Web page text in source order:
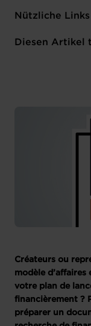
Dienstag 14 Jan
Online Workshop
Nützliche Links
Anmelden
Diesen Artikel
Créateurs ou
modèle
votre plan de
financièrement ?
préparer un